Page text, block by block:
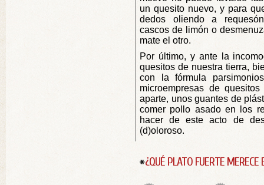
un quesito nuevo, y para
dedos oliendo a
cascos de limón o
mate el otro.
Por último, y ante la
quesitos de nuestra tierra,
con la fórmula
microempresas de
aparte, unos guantes de
comer pollo asado en los
hacer de este acto de
(d)oloroso.
¿QUÉ PLATO FUERTE MERECE